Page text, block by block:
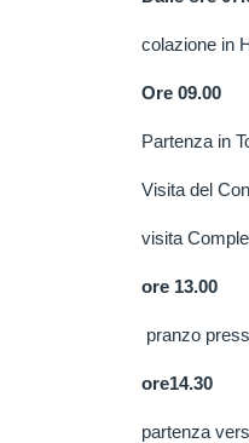
colazione in
Ore 09.00
Partenza in
Visita del
visita
ore 13.00
pranzo
ore14.30
partenza